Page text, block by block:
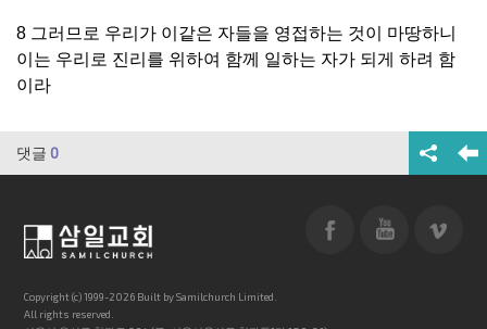
8 그러므로 우리가 이같은 자들을 영접하는 것이 마땅하니
이는 우리로 진리를 위하여 함께 일하는 자가 되게 하려 함
이라
댓글 0
Copyright (c) 1999-2026 Built by Samilchurch Limited.
All rights reserved.